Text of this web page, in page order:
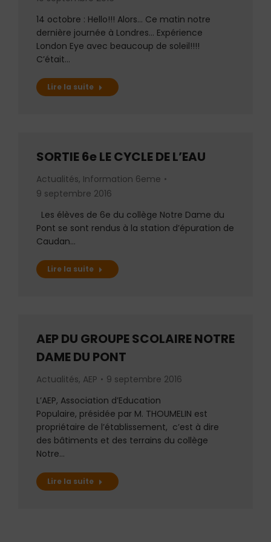
14 octobre : Hello!!! Alors… Ce matin notre
dernière journée à Londres… Expérience
London Eye avec beaucoup de soleil!!!!
C’était…
Lire la suite
SORTIE 6e LE CYCLE DE L’EAU
Actualités, Information 6eme
9 septembre 2016
Les élèves de 6e du collège Notre Dame du
Pont se sont rendus à la station d’épuration de
Caudan…
Lire la suite
AEP DU GROUPE SCOLAIRE NOTRE
DAME DU PONT
Actualités, AEP
9 septembre 2016
L’AEP, Association d’Education
Populaire, présidée par M. THOUMELIN est
propriétaire de l’établissement, c’est à dire
des bâtiments et des terrains du collège
Notre…
Lire la suite